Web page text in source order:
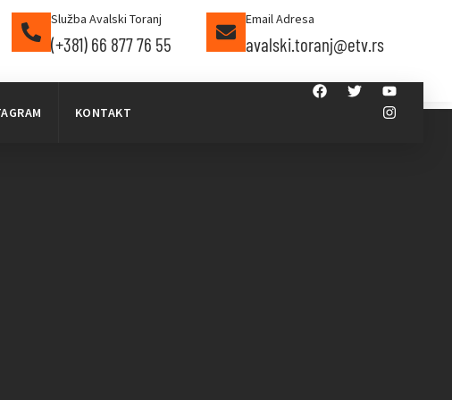
Služba Avalski Toranj
(+381) 66 877 76 55
Email Adresa
avalski.toranj@etv.rs
KONTAKT